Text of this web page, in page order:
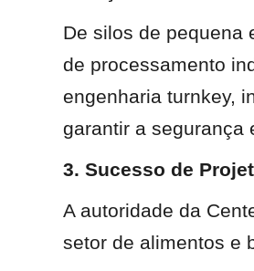
De silos de pequena
de processamento
engenharia turnkey,
garantir a segurança
3. Sucesso de
A autoridade da
setor de alimentos e